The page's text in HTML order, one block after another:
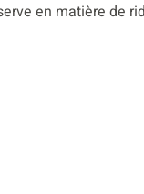
en matière de